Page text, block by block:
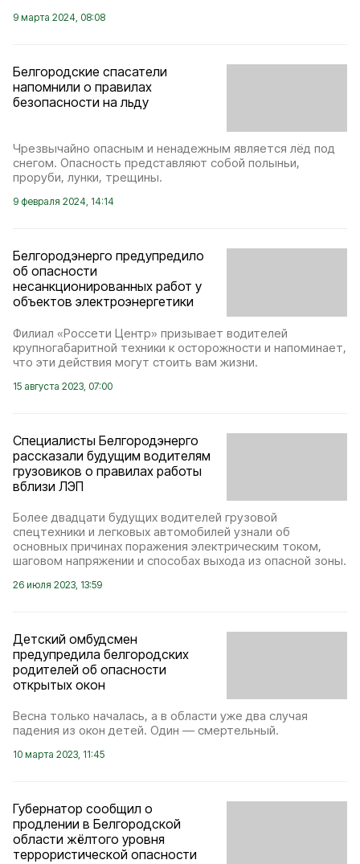
9 марта 2024, 08:08
Белгородские спасатели
напомнили о правилах
безопасности на льду
Чрезвычайно опасным и ненадежным является лёд под
снегом. Опасность представляют собой полыньи,
проруби, лунки, трещины.
9 февраля 2024, 14:14
Белгородэнерго предупредило
об опасности
несанкционированных работ у
объектов электроэнергетики
Филиал «Россети Центр» призывает водителей
крупногабаритной техники к осторожности и напоминает,
что эти действия могут стоить вам жизни.
15 августа 2023, 07:00
Специалисты Белгородэнерго
рассказали будущим водителям
грузовиков о правилах работы
вблизи ЛЭП
Более двадцати будущих водителей грузовой
спецтехники и легковых автомобилей узнали об
основных причинах поражения электрическим током,
шаговом напряжении и способах выхода из опасной зоны.
26 июля 2023, 13:59
Детский омбудсмен
предупредила белгородских
родителей об опасности
открытых окон
Весна только началась, а в области уже два случая
падения из окон детей. Один — смертельный.
10 марта 2023, 11:45
Губернатор сообщил о
продлении в Белгородской
области жёлтого уровня
террористической опасности